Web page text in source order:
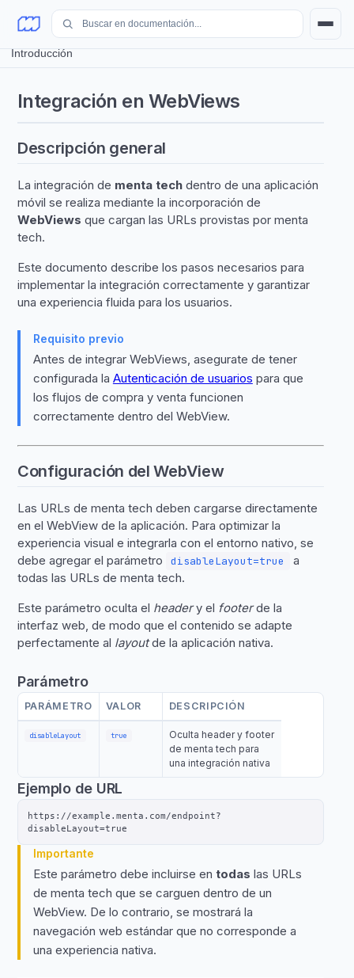
Integración en WebViews
Integración en WebViews
Descripción general
La integración de menta techdentro de una aplicación
móvil se realiza mediante la incorporación de
WebViews que cargan las URLs provistas por menta
tech.
Este documento describe los pasos necesarios para
implementar la integración correctamente y garantizar
una experiencia fluida para los usuarios.
Requisito previo
Antes de integrar WebViews, asegurate de tener
configurada la Autenticación de usuarios para que
los flujos de compra y venta funcionen
correctamente dentro del WebView.
Configuración del WebView
Las URLs de menta tech deben cargarse directamente
en el WebView de la aplicación. Para optimizar la
experiencia visual e integrarla con el entorno nativo, se
debe agregar el parámetro
disableLayout=true
a
todas las URLs de menta tech.
Este parámetro oculta el headery el footerde la
interfaz web, de modo que el contenido se adapte
perfectamente al layoutde la aplicación nativa.
Parámetro
PARÁMETRO VALOR DESCRIPCIÓN
disableLayout true
Oculta header y footer
de menta tech para
una integración nativa
Ejemplo de URL
https://example.menta.com/endpoint?
Importante
Este parámetro debe incluirse en todas las URLs
de menta tech que se carguen dentro de un
WebView. De lo contrario, se mostrará la
navegación web estándar que no corresponde a
una experiencia nativa.